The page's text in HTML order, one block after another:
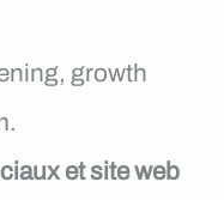
growth
et site web